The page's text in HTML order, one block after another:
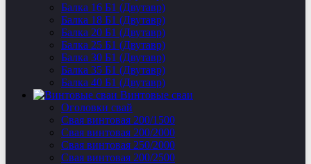
Балка 16 Б1 (Двутавр)
Балка 18 Б1 (Двутавр)
Балка 20 Б1 (Двутавр)
Балка 25 Б1 (Двутавр)
Балка 30 Б1 (Двутавр)
Балка 35 Б1 (Двутавр)
Балка 40 Б1 (Двутавр)
Винтовые сваи
Оголовки свай
Свая винтовая 200/1500
Свая винтовая 200/2000
Свая винтовая 250/2000
Свая винтовая 200/2500